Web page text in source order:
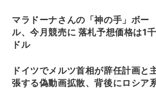
マラドーナさんの「神の手」ボー
ル、今月競売に 落札予想価格は1
ドル
ドイツでメルツ首相が辞任計画と
張する偽動画拡散、背後にロシア